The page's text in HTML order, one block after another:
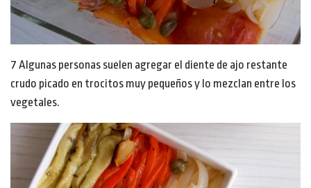
7 Algunas personas suelen agregar el diente de ajo restante
crudo picado en trocitos muy pequeños y lo mezclan entre los
vegetales.